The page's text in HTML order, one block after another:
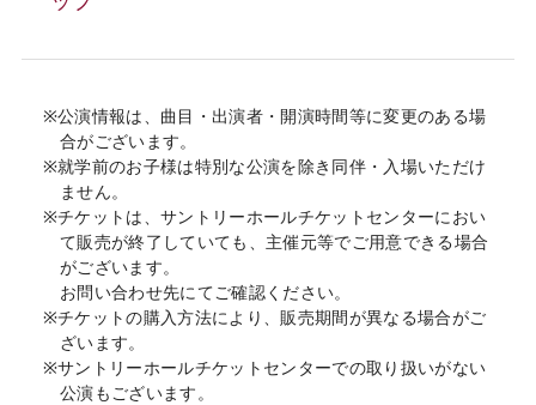
※公演情報は、曲目・出演者・開演時間等に変更のある場
合がございます。
※就学前のお子様は特別な公演を除き同伴・入場いただけ
ません。
※チケットは、サントリーホールチケットセンターにおい
て販売が終了していても、主催元等でご用意できる場合
がございます。
お問い合わせ先にてご確認ください。
※チケットの購入方法により、販売期間が異なる場合がご
ざいます。
※サントリーホールチケットセンターでの取り扱いがない
公演もございます。